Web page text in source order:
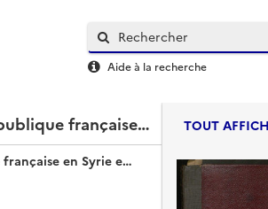
Aide à la recherche
Haut-commissariat de la République française en Syrie et au Liban, Secrétariat général.
Haut-commissariat de la République française en Syrie et au Liban, Secrétariat général.
TOUT